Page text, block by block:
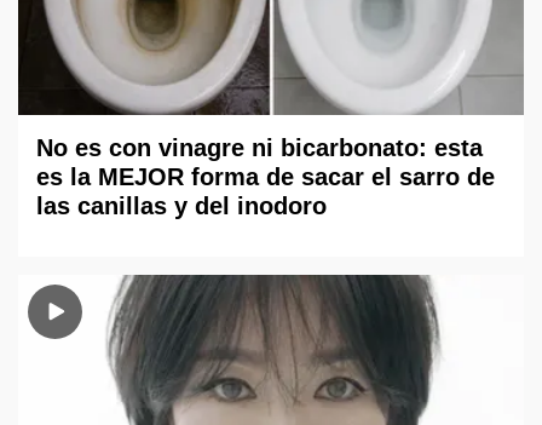
No es con vinagre ni bicarbonato: esta
es la MEJOR forma de sacar el sarro de
las canillas y del inodoro